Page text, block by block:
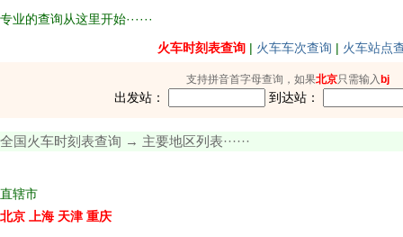
专业的查询从这里开始······
火车时刻表查询 | 火车车次查询 | 火车站点
支持拼音首字母查询，如果北京只需输入 bj
出发站： 到达站：
全国火车时刻表查询 → 主要地区列表······
直辖市
北京 上海 天津 重庆